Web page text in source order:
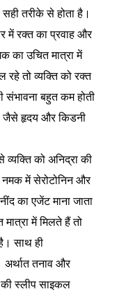
तरीके से होता है।
में रक्त का प्रवाह और
का उचित मात्रा में
तो व्यक्ति को रक्त
संभावना बहुत कम होती
जैसे हृदय और किडनी
को अनिद्रा की
नमक में सेरोटोनिन और
का एजेंट माना जाता
मात्रा में मिलते हैं तो
साथ ही
अर्थात तनाव और
की स्लीप साइकल